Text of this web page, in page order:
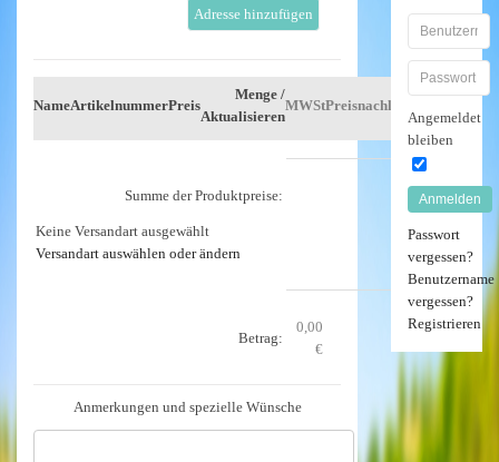
Adresse hinzufügen
NameArtikelnummerPreis
Menge /
Aktualisieren
MWStPreisnachlaß
Summe der Produktpreise:
Keine Versandart ausgewählt
Versandart auswählen oder ändern
Betrag:
0,00
€
0,00 €
Anmerkungen und spezielle Wünsche
Angemeldet
bleiben
Anmelden
Passwort
vergessen?
Benutzername
vergessen?
Registrieren